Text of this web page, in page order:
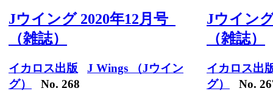
Jウイング 2020年12月号
（雑誌）
イカロス出版
J Wings （Jウイン
グ）
No. 268
Jウイン
（雑誌）
イカロス出
グ）
No.